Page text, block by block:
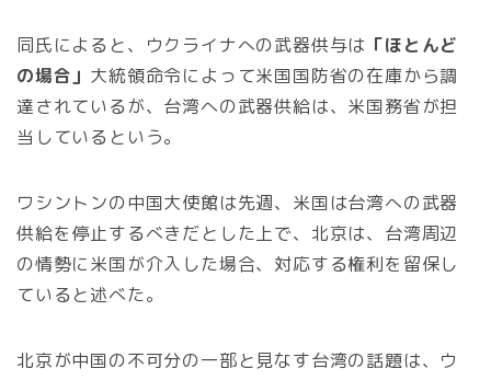
同氏によると、ウクライナへの武器供与は 「ほとんど
の場合」 大統領命令によって米国国防省の在庫から調
達されているが、台湾への武器供給は、米国務省が担
当しているという。
ワシントンの中国大使館は先週、米国は台湾への武器
供給を停止するべきだとした上で、北京は、台湾周辺
の情勢に米国が介入した場合、対応する権利を留保し
ていると述べた。
北京が中国の不可分の一部と見なす台湾の話題は、ウ